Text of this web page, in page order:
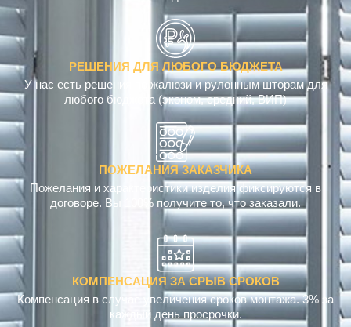
РЕШЕНИЯ ДЛЯ ЛЮБОГО БЮДЖЕТА
У нас есть решения по жалюзи и рулонным шторам для
любого бюджета (эконом, средний, ВИП)
ПОЖЕЛАНИЯ ЗАКАЗЧИКА
Пожелания и характеристики изделия фиксируются в
договоре. Вы 100% получите то, что заказали.
КОМПЕНСАЦИЯ ЗА СРЫВ СРОКОВ
Компенсация в случае увеличения сроков монтажа. 3% за
каждый день просрочки.